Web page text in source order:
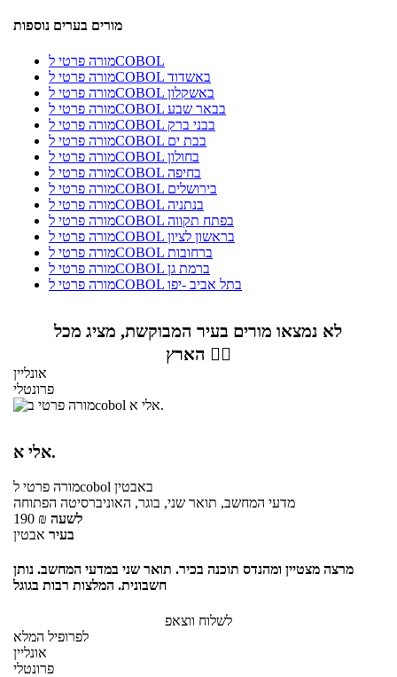
מורים בערים נוספות
מורה פרטי לCOBOL
מורה פרטי לCOBOL באשדוד
מורה פרטי לCOBOL באשקלון
מורה פרטי לCOBOL בבאר שבע
מורה פרטי לCOBOL בבני ברק
מורה פרטי לCOBOL בבת ים
מורה פרטי לCOBOL בחולון
מורה פרטי לCOBOL בחיפה
מורה פרטי לCOBOL בירושלים
מורה פרטי לCOBOL בנתניה
מורה פרטי לCOBOL בפתח תקווה
מורה פרטי לCOBOL בראשון לציון
מורה פרטי לCOBOL ברחובות
מורה פרטי לCOBOL ברמת גן
מורה פרטי לCOBOL בתל אביב -יפו
לא נמצאו מורים בעיר המבוקשת, מציג מכל
הארץ 👇🏼
אונליין
פרונטלי
אלי א.
מורה פרטילcobol באבטין
מדעי המחשב, תואר שני, בוגר, האוניברסיטה הפתוחה
190 ₪ לשעה
בעיר אבטין
מרצה מצטיין ומהנדס תוכנה בכיר. תואר שני במדעי המחשב. נותן
חשבונית. המלצות רבות בגוגל
לשלוח ווצאפ
לפרופיל המלא
אונליין
פרונטלי